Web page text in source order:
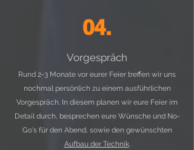
04.
Vorgespräch
Rund 2-3 Monate vor eurer Feier treffen wir uns
nochmal persönlich zu einem ausführlichen
Vorgespräch. In diesem planen wir eure Feier im
Detail durch, besprechen eure Wünsche und No-
Go's für den Abend, sowie den gewünschten
Aufbau der Technik.